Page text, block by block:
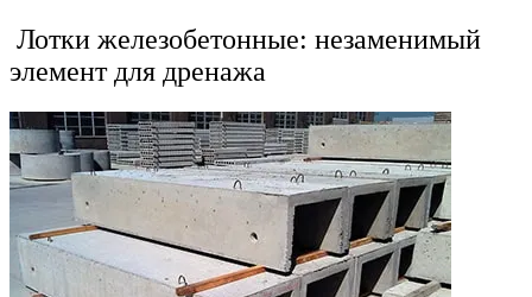
Лотки железобетонные: незаменимый
элемент для дренажа